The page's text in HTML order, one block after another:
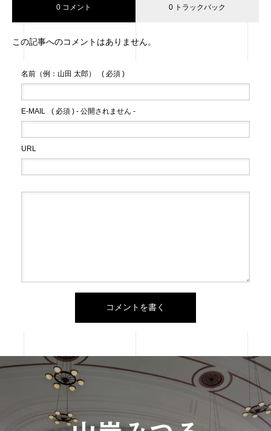
0 コメント 0 トラックバック
この記事へのコメントはありません。
名前（例：山田 太郎） ( 必須 )
E-MAIL ( 必須 ) - 公開されません -
URL